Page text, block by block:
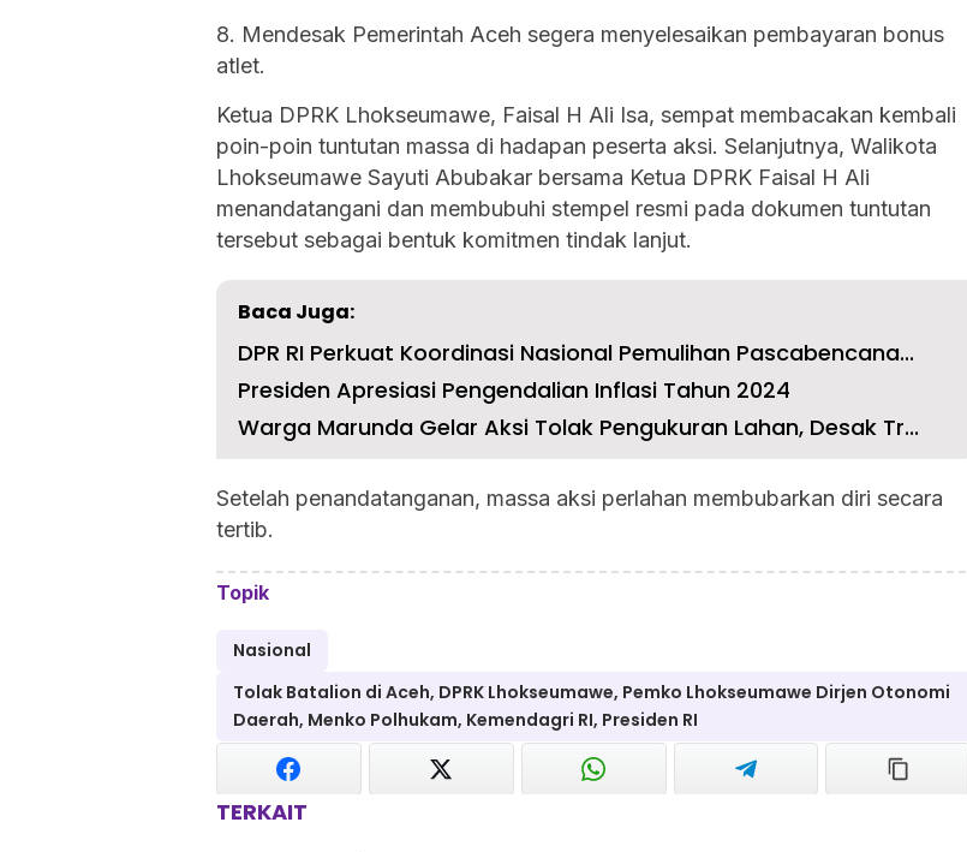
8. Mendesak Pemerintah Aceh segera menyelesaikan pembayaran bonus
atlet.
Ketua DPRK Lhokseumawe, Faisal H Ali Isa, sempat membacakan kembali
poin-poin tuntutan massa di hadapan peserta aksi. Selanjutnya, Walikota
Lhokseumawe Sayuti Abubakar bersama Ketua DPRK Faisal H Ali
menandatangani dan membubuhi stempel resmi pada dokumen tuntutan
tersebut sebagai bentuk komitmen tindak lanjut.
Baca Juga:
DPR RI Perkuat Koordinasi Nasional Pemulihan Pascabencana...
Presiden Apresiasi Pengendalian Inflasi Tahun 2024
Warga Marunda Gelar Aksi Tolak Pengukuran Lahan, Desak Tr...
Setelah penandatanganan, massa aksi perlahan membubarkan diri secara
tertib.
Topik
Nasional
Tolak Batalion di Aceh, DPRK Lhokseumawe, Pemko Lhokseumawe Dirjen Otonomi
Daerah, Menko Polhukam, Kemendagri RI, Presiden RI
TERKAIT